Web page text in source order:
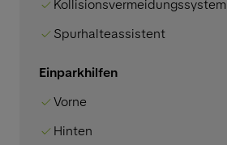
Kollisionsvermeidungssystem
Spurhalteassistent
Einparkhilfen
Vorne
Hinten